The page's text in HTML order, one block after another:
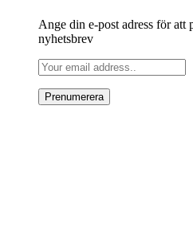
Ange din e-post adress för att
nyhetsbrev